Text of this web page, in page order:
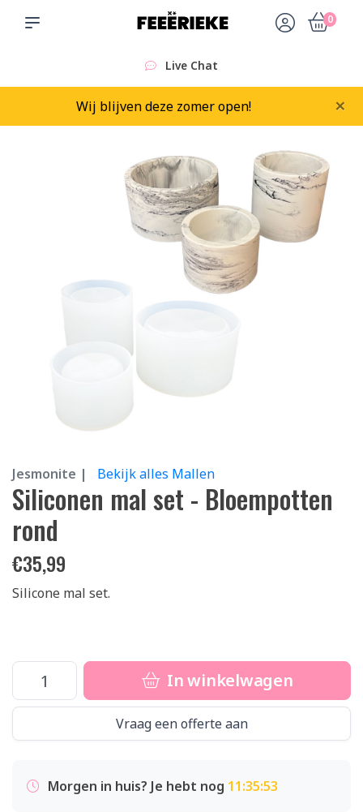
0
Live Chat
Wij blijven deze zomer open! ×
Jesmonite | Bekijk alles Mallen
Siliconen mal set - Bloempotten
rond
€35,99
Silicone mal set.
In winkelwagen
Vraag een offerte aan
Morgen in huis? Je hebt nog 11:35:53